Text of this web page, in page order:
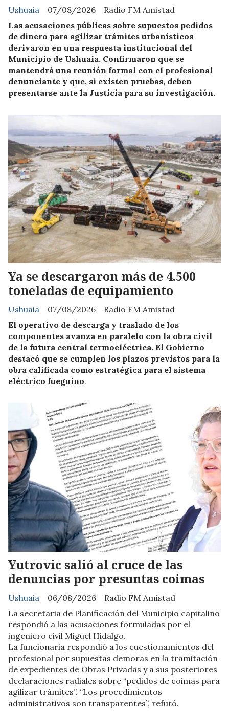
Radio FM Amistad
Ushuaia
07/08/2026
Las acusaciones públicas sobre supuestos pedidos
de dinero para agilizar trámites urbanísticos
derivaron en una respuesta institucional del
Municipio de Ushuaia. Confirmaron que se
mantendrá una reunión formal con el profesional
denunciante y que, si existen pruebas, deben
presentarse ante la Justicia para su investigación.
Ya se descargaron más de 4.500
toneladas de equipamiento
Radio FM Amistad
Ushuaia
07/08/2026
El operativo de descarga y traslado de los
componentes avanza en paralelo con la obra civil
de la futura central termoeléctrica. El Gobierno
destacó que se cumplen los plazos previstos para la
obra calificada como estratégica para el sistema
eléctrico fueguino.
Yutrovic salió al cruce de las
denuncias por presuntas coimas
Radio FM Amistad
Ushuaia
06/08/2026
La secretaria de Planificación del Municipio capitalino
respondió a las acusaciones formuladas por el
ingeniero civil Miguel Hidalgo.
La funcionaria respondió a los cuestionamientos del
profesional por supuestas demoras en la tramitación
de expedientes de Obras Privadas y a sus posteriores
declaraciones radiales sobre “pedidos de coimas para
agilizar trámites”. “Los procedimientos
administrativos son transparentes”, refutó.